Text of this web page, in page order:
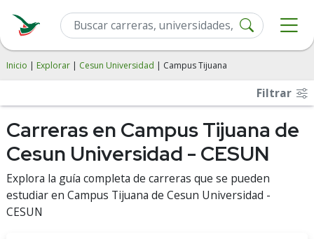
Inicio | Explorar | Cesun Universidad | Campus Tijuana
Filtrar
Carreras en Campus Tijuana de
Cesun Universidad - CESUN
Explora la guía completa de carreras que se pueden
estudiar en Campus Tijuana de Cesun Universidad -
CESUN